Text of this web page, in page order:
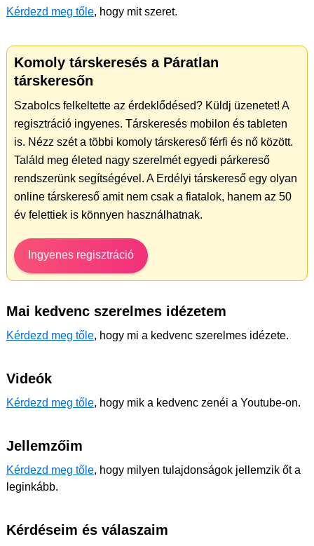
Kérdezd meg tőle, hogy mit szeret.
Komoly társkeresés a Páratlan
társkeresőn
Szabolcs felkeltette az érdeklődésed? Küldj üzenetet! A
regisztráció ingyenes. Társkeresés mobilon és tableten
is. Nézz szét a többi komoly társkereső férfi és nő között.
Találd meg életed nagy szerelmét egyedi párkereső
rendszerünk segítségével. A Erdélyi társkereső egy olyan
online társkereső amit nem csak a fiatalok, hanem az 50
év felettiek is könnyen használhatnak.
Ingyenes regisztráció
Mai kedvenc szerelmes idézetem
Kérdezd meg tőle, hogy mi a kedvenc szerelmes idézete.
Videók
Kérdezd meg tőle, hogy mik a kedvenc zenéi a Youtube-on.
Jellemzőim
Kérdezd meg tőle, hogy milyen tulajdonságok jellemzik őt a
leginkább.
Kérdéseim és válaszaim